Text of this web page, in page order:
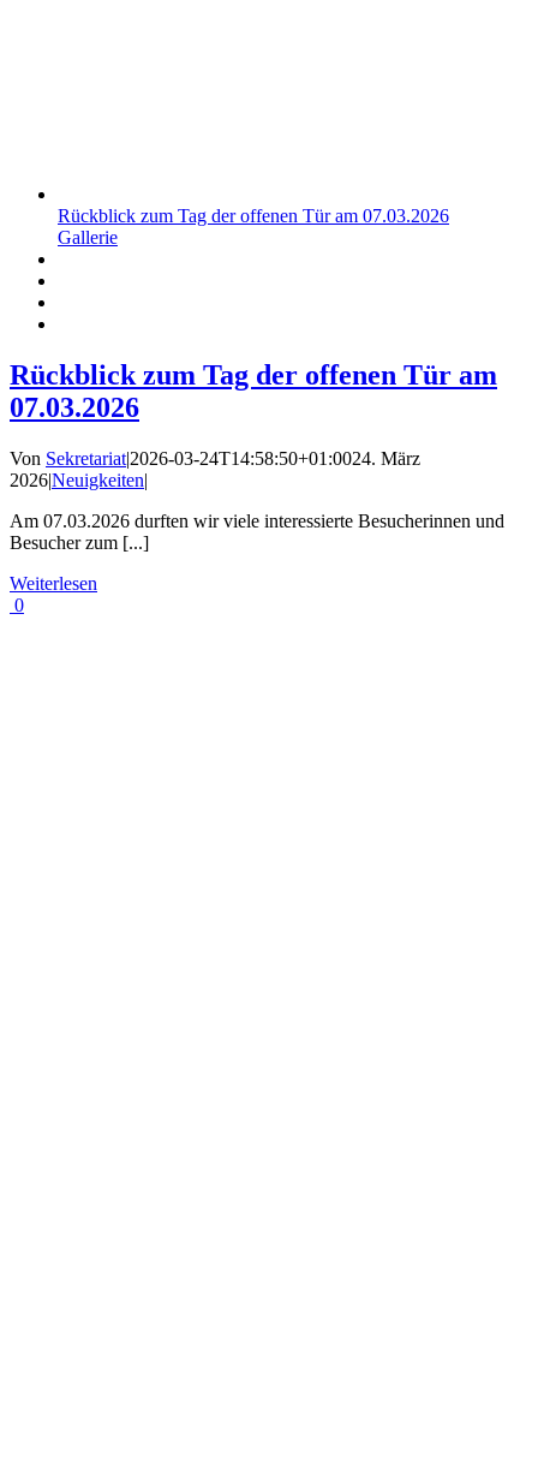
Rückblick zum Tag der offenen Tür am 07.03.2026
Gallerie
Rückblick zum Tag der offenen Tür am
07.03.2026
Von Sekretariat|2026-03-24T14:58:50+01:0024. März
2026|Neuigkeiten|
Am 07.03.2026 durften wir viele interessierte Besucherinnen und
Besucher zum [...]
Weiterlesen
0